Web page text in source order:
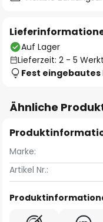
Auf Lager
Lieferzeit: 2 - 5
Fest
Ähnliche
Marke:
Artikel Nr.: